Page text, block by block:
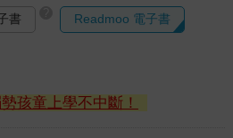
書 Readmoo 電子書
孩童上學不中斷！